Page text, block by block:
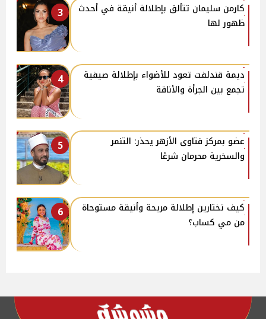
3
كارمن سليمان تتألق بإطلالة أنيقة في أحدث
ظهور لها
4
ديمة قندلفت تعود للأضواء بإطلالة صيفية
تجمع بين الجرأة والأناقة
5
عضو بمركز فتاوى الأزهر يحذر: التنمر
والسخرية محرمان شرعًا
6
كيف تختارين إطلالة مريحة وأنيقة مستوحاة
من مي كساب؟